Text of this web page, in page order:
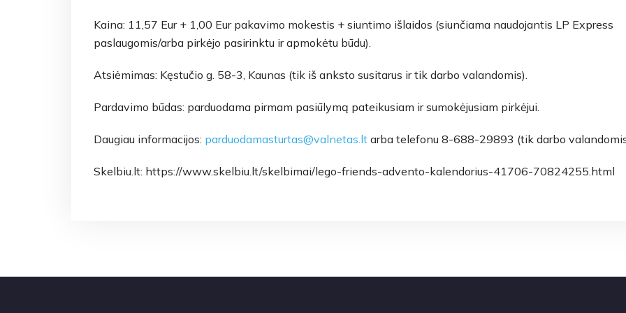
Kaina: 11,57 Eur + 1,00 Eur pakavimo mokestis + siuntimo išlaidos (siunčiama naudojantis LP Express
paslaugomis/arba pirkėjo pasirinktu ir apmokėtu būdu).
Atsiėmimas: Kęstučio g. 58-3, Kaunas (tik iš anksto susitarus ir tik darbo valandomis).
Pardavimo būdas: parduodama pirmam pasiūlymą pateikusiam ir sumokėjusiam pirkėjui.
Daugiau informacijos: parduodamasturtas@valnetas.lt arba telefonu 8-688-29893 (tik darbo
Skelbiu.lt: https://www.skelbiu.lt/skelbimai/lego-friends-advento-kalendorius-41706-70824255.html